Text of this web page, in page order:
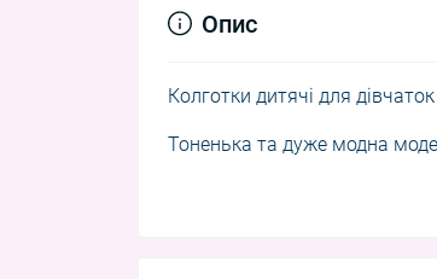
Опис
Колготки дитячі для
Тоненька та дуже модна